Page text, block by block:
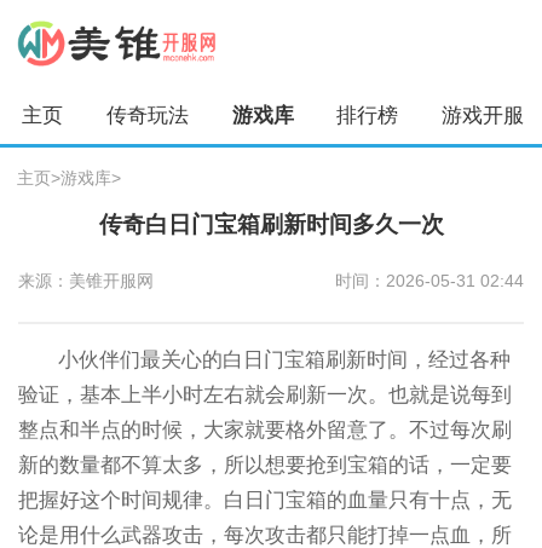
主页 传奇玩法 游戏库 排行榜 游戏开服
主页>游戏库>
传奇白日门宝箱刷新时间多久一次
来源：美锥开服网 时间：2026-05-31 02:44
小伙伴们最关心的白日门宝箱刷新时间，经过各种
验证，基本上半小时左右就会刷新一次。也就是说每到
整点和半点的时候，大家就要格外留意了。不过每次刷
新的数量都不算太多，所以想要抢到宝箱的话，一定要
把握好这个时间规律。白日门宝箱的血量只有十点，无
论是用什么武器攻击，每次攻击都只能打掉一点血，所